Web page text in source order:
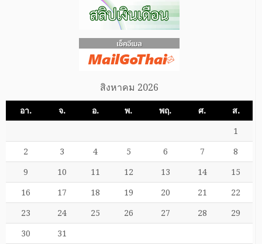
สิงหาคม 2026
อา. จ. อ. พ. พฤ. ศ. ส.
1
2 3 4 5 6 7 8
9 10 11 12 13 14 15
16 17 18 19 20 21 22
23 24 25 26 27 28 29
30 31